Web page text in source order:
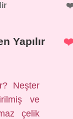
Yapılır
Neşter
ve
çelik